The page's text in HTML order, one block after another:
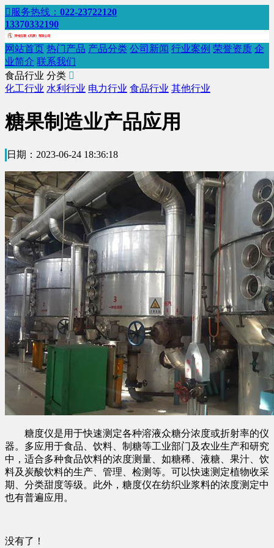
 服务热线： 022-23722120
13370332190
网站首页 热门产品 产品分类 公司新闻 行业案例 荣誉资质 企
业简介 联系我们
食品行业 分类 
化工行业 水利行业 电力行业 食品行业 其他行业
糖果制造业产品应用
日期：2023-06-24 18:36:18
糖度仪是用于快速测定各种溶液众糖分浓度或折射率的仪
器。多应用于食品、饮料、制糖等工业部门及农业生产和研究
中，适合多种食品饮料的浓度测量、如糖稀、液糖、果汁、饮
料及炭酸饮料的生产、管理、检测等。可以快速测定植物收采
期、分类甜度等级。此外，糖度仪在纺织业浆料的浓度测定中
也有普遍应用。
没有了！